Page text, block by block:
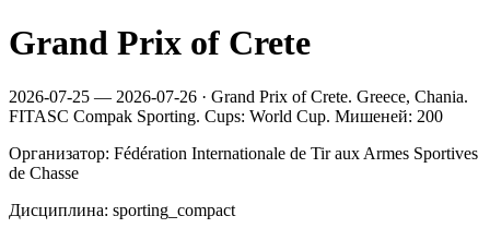
Grand Prix of Crete
2026-07-25 — 2026-07-26 · Grand Prix of Crete. Greece, Chania.
FITASC Compak Sporting. Cups: World Cup. Мишеней: 200
Организатор: Fédération Internationale de Tir aux Armes Sportives
de Chasse
Дисциплина: sporting_compact